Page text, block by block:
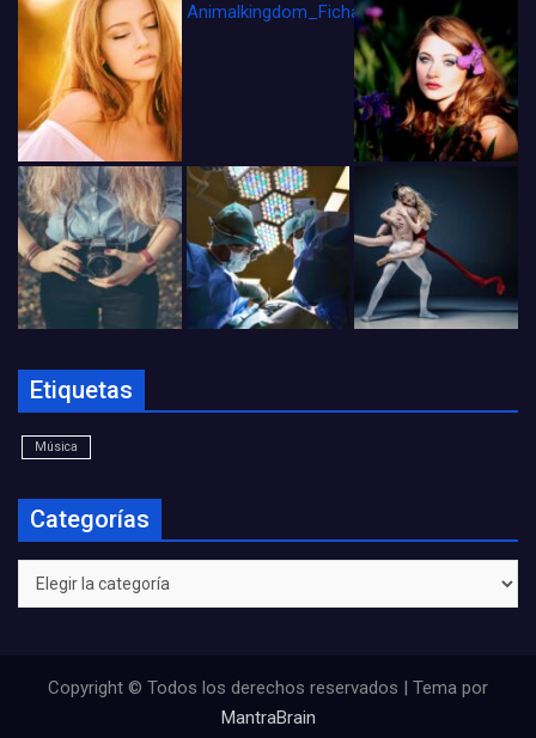
Animalkingdom_FichaCine
Etiquetas
Música
Categorías
Categorías
Copyright © Todos los derechos reservados | Tema por
MantraBrain